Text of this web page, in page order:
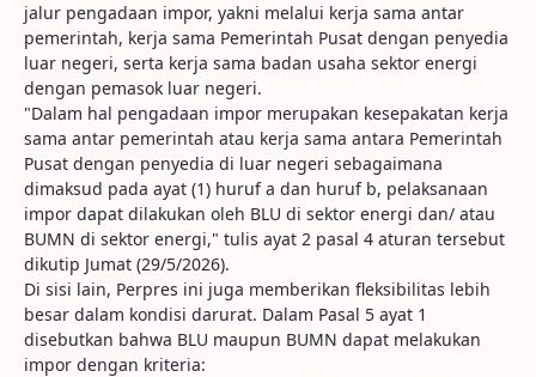
jalur pengadaan impor, yakni melalui kerja sama antar
pemerintah, kerja sama Pemerintah Pusat dengan penyedia
luar negeri, serta kerja sama badan usaha sektor energi
dengan pemasok luar negeri.
"Dalam hal pengadaan impor merupakan kesepakatan kerja
sama antar pemerintah atau kerja sama antara Pemerintah
Pusat dengan penyedia di luar negeri sebagaimana
dimaksud pada ayat (1) huruf a dan huruf b, pelaksanaan
impor dapat dilakukan oleh BLU di sektor energi dan/ atau
BUMN di sektor energi," tulis ayat 2 pasal 4 aturan tersebut
dikutip Jumat (29/5/2026).
Di sisi lain, Perpres ini juga memberikan fleksibilitas lebih
besar dalam kondisi darurat. Dalam Pasal 5 ayat 1
disebutkan bahwa BLU maupun BUMN dapat melakukan
impor dengan kriteria: